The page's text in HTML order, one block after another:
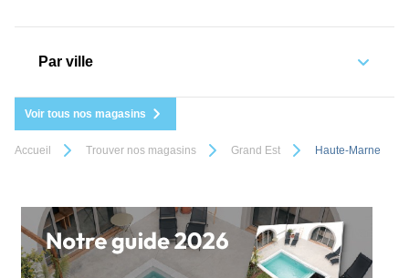
Par ville
Voir tous nos magasins
Accueil Trouver nos magasins Grand Est Haute-Marne